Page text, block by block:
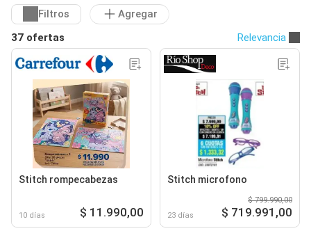
Filtros
Agregar
37 ofertas
Relevancia
Stitch rompecabezas
10 días $ 11.990,00
Stitch microfono
23 días
$ 799.990,00
$ 719.991,00